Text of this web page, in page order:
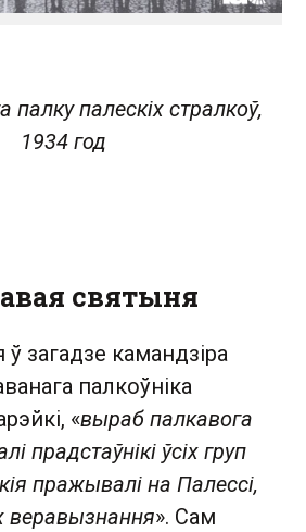
палескіх стралкоў,
1934 год
святыня
загадзе камандзіра
палкоўніка
«выраб палкавога
прадстаўнікі ўсіх груп
пражывалі на Палессі,
веравызнання». Сам